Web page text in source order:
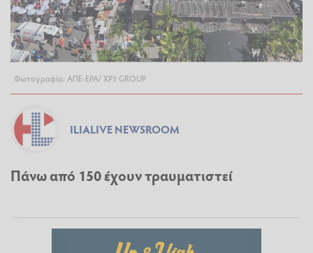
Φωτογραφία: ΑΠΕ-ΕΡΑ/ XP3 GROUP
ILIALIVE NEWSROOM
Πάνω από 150 έχουν τραυματιστεί